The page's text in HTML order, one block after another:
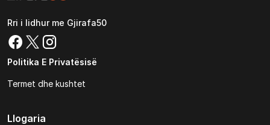
Rri i lidhur me Gjirafa50
Politika E Privatësisë
Termet dhe kushtet
Llogaria